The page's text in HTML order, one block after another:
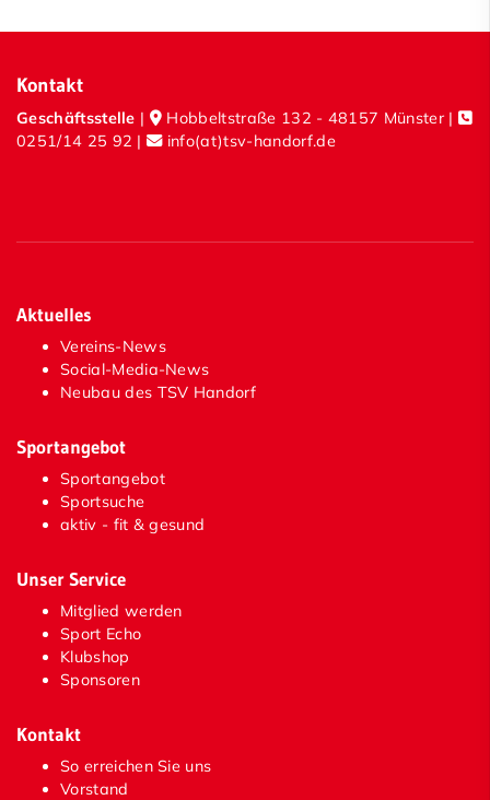
Kontakt
Geschäftsstelle |
Hobbeltstraße 132 - 48157 Münster |
0251/14 25 92 | info(at)tsv-handorf.de
Aktuelles
Vereins-News
Social-Media-News
Neubau des TSV Handorf
Sportangebot
Sportangebot
Sportsuche
aktiv - fit & gesund
Unser Service
Mitglied werden
Sport Echo
Klubshop
Sponsoren
Kontakt
So erreichen Sie uns
Vorstand